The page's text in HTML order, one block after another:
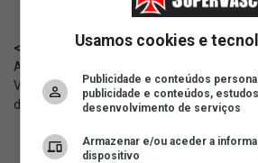
< Anterior
Aubameyang, especulado no
Vasco, chegou a ser afastado
dos treinos; motivo
Nelson
Usamos cookies e
Publicidade e conteúdos
publicidade e conteúdos,
desenvolvimento de serviços
Armazenar e/ou aceder a
dispositivo